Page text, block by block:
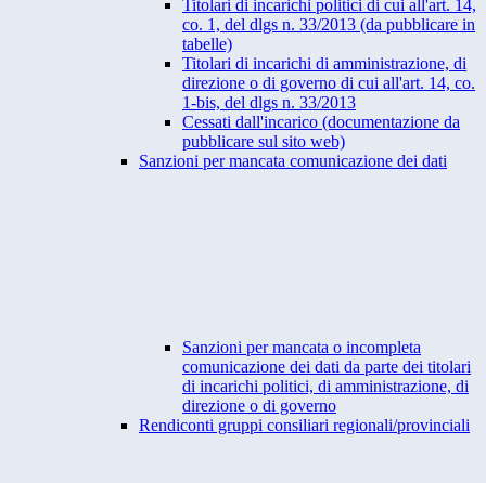
Titolari di incarichi politici di cui all'art. 14,
co. 1, del dlgs n. 33/2013 (da pubblicare in
tabelle)
Titolari di incarichi di amministrazione, di
direzione o di governo di cui all'art. 14, co.
1-bis, del dlgs n. 33/2013
Cessati dall'incarico (documentazione da
pubblicare sul sito web)
Sanzioni per mancata comunicazione dei dati
Sanzioni per mancata o incompleta
comunicazione dei dati da parte dei titolari
di incarichi politici, di amministrazione, di
direzione o di governo
Rendiconti gruppi consiliari regionali/provinciali